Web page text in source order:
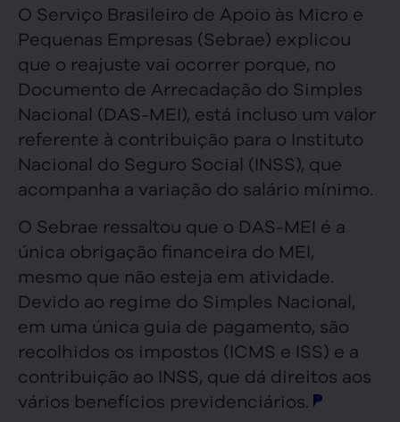
O Serviço Brasileiro de Apoio às Micro e
Pequenas Empresas (Sebrae) explicou
que o reajuste vai ocorrer porque, no
Documento de Arrecadação do Simples
Nacional (DAS-MEI), está incluso um valor
referente à contribuição para o Instituto
Nacional do Seguro Social (INSS), que
acompanha a variação do salário mínimo.
O Sebrae ressaltou que o DAS-MEI é a
única obrigação financeira do MEI,
mesmo que não esteja em atividade.
Devido ao regime do Simples Nacional,
em uma única guia de pagamento, são
recolhidos os impostos (ICMS e ISS) e a
contribuição ao INSS, que dá direitos aos
vários benefícios previdenciários.